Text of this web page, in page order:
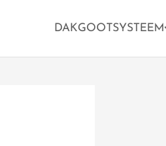
DAKGOOTSYSTEEM